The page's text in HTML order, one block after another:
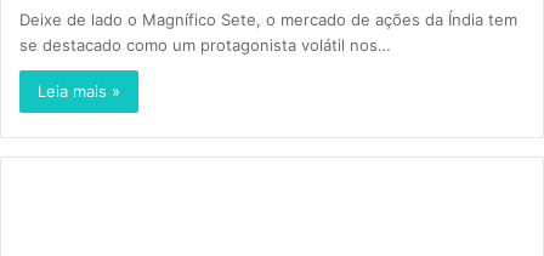
Deixe de lado o Magnífico Sete, o mercado de ações da Índia tem
se destacado como um protagonista volátil nos…
Leia mais »